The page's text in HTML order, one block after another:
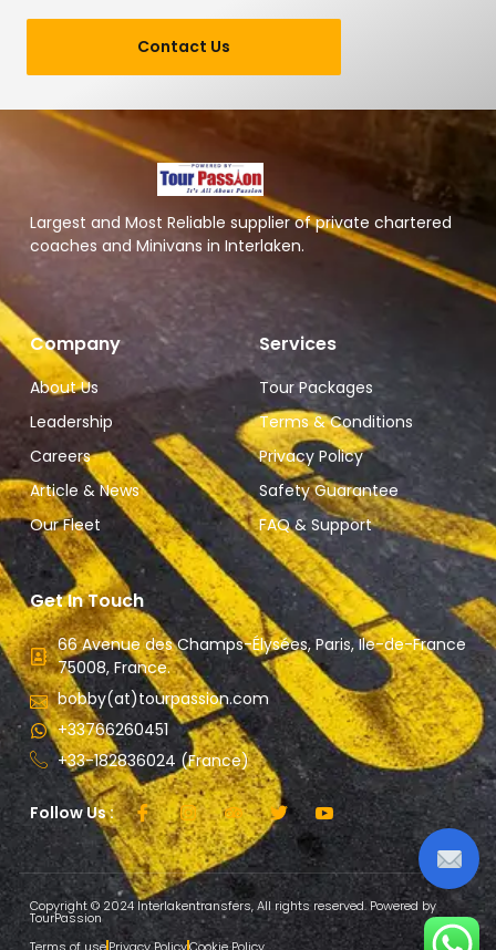
Contact Us
Largest and Most Reliable supplier of private chartered
coaches and Minivans in Interlaken.
Company
About Us
Leadership
Careers
Article & News
Our Fleet
Services
Tour Packages
Terms & Conditions
Privacy Policy
Safety Guarantee
FAQ & Support
Get In Touch
66 Avenue des Champs-Élysées, Paris, Ile-de-France
75008, France.
bobby(at)tourpassion.com
+33766260451
+33-182836024 (France)
Follow Us :
Copyright © 2024 Interlakentransfers, All rights reserved. Powered by
TourPassion